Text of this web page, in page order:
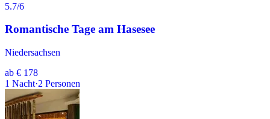
5.7/6
Romantische Tage am Hasesee
Niedersachsen
ab € 178
1 Nacht·2 Personen